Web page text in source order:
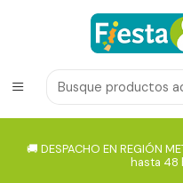
🚚 DESPACHO EN REGIÓN
hasta 48